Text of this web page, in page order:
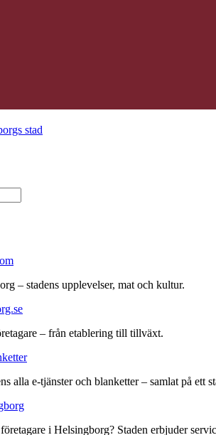
stad
– stadens upplevelser, mat och kultur.
– från etablering till tillväxt.
alla e-tjänster och blanketter – samlat på ett
i Helsingborg? Staden erbjuder